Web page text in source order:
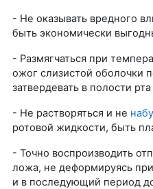
- Не оказывать вредного
быть экономически
- Размягчаться при
ожог слизистой оболочки
затвердевать в полости
- Не растворяться и не
ротовой жидкости, быть
- Точно воспроизводить
ложа, не деформируясь
и в последующий период